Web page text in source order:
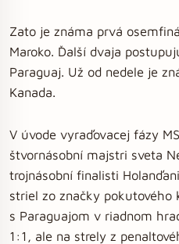
Zato je známa prvá
Maroko. Ďalší dvaja
Paraguaj. Už od nedele je
Kanada.
V úvode vyraďovacej fázy
štvornásobní majstri sveta
trojnásobní finalisti
striel zo značky pokutového
s Paraguajom v riadnom
1:1, ale na strely z